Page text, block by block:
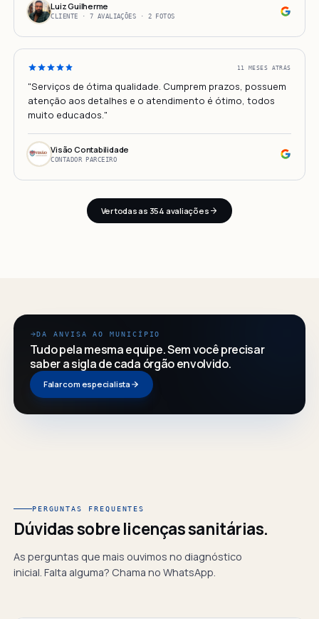
Luiz Guilherme
CLIENTE · 7 AVALIAÇÕES · 2 FOTOS
11 MESES ATRÁS
"Serviços de ótima qualidade. Cumprem prazos, possuem
atenção aos detalhes e o atendimento é ótimo, todos
muito educados."
Visão Contabilidade
CONTADOR PARCEIRO
Ver todas as 354 avaliações
DA ANVISA AO MUNICÍPIO
Tudo pela mesma equipe. Sem você precisar
saber a sigla de cada órgão envolvido.
Falar com especialista
PERGUNTAS FREQUENTES
Dúvidas sobre licenças sanitárias.
As perguntas que mais ouvimos no diagnóstico
inicial. Falta alguma? Chama no WhatsApp.